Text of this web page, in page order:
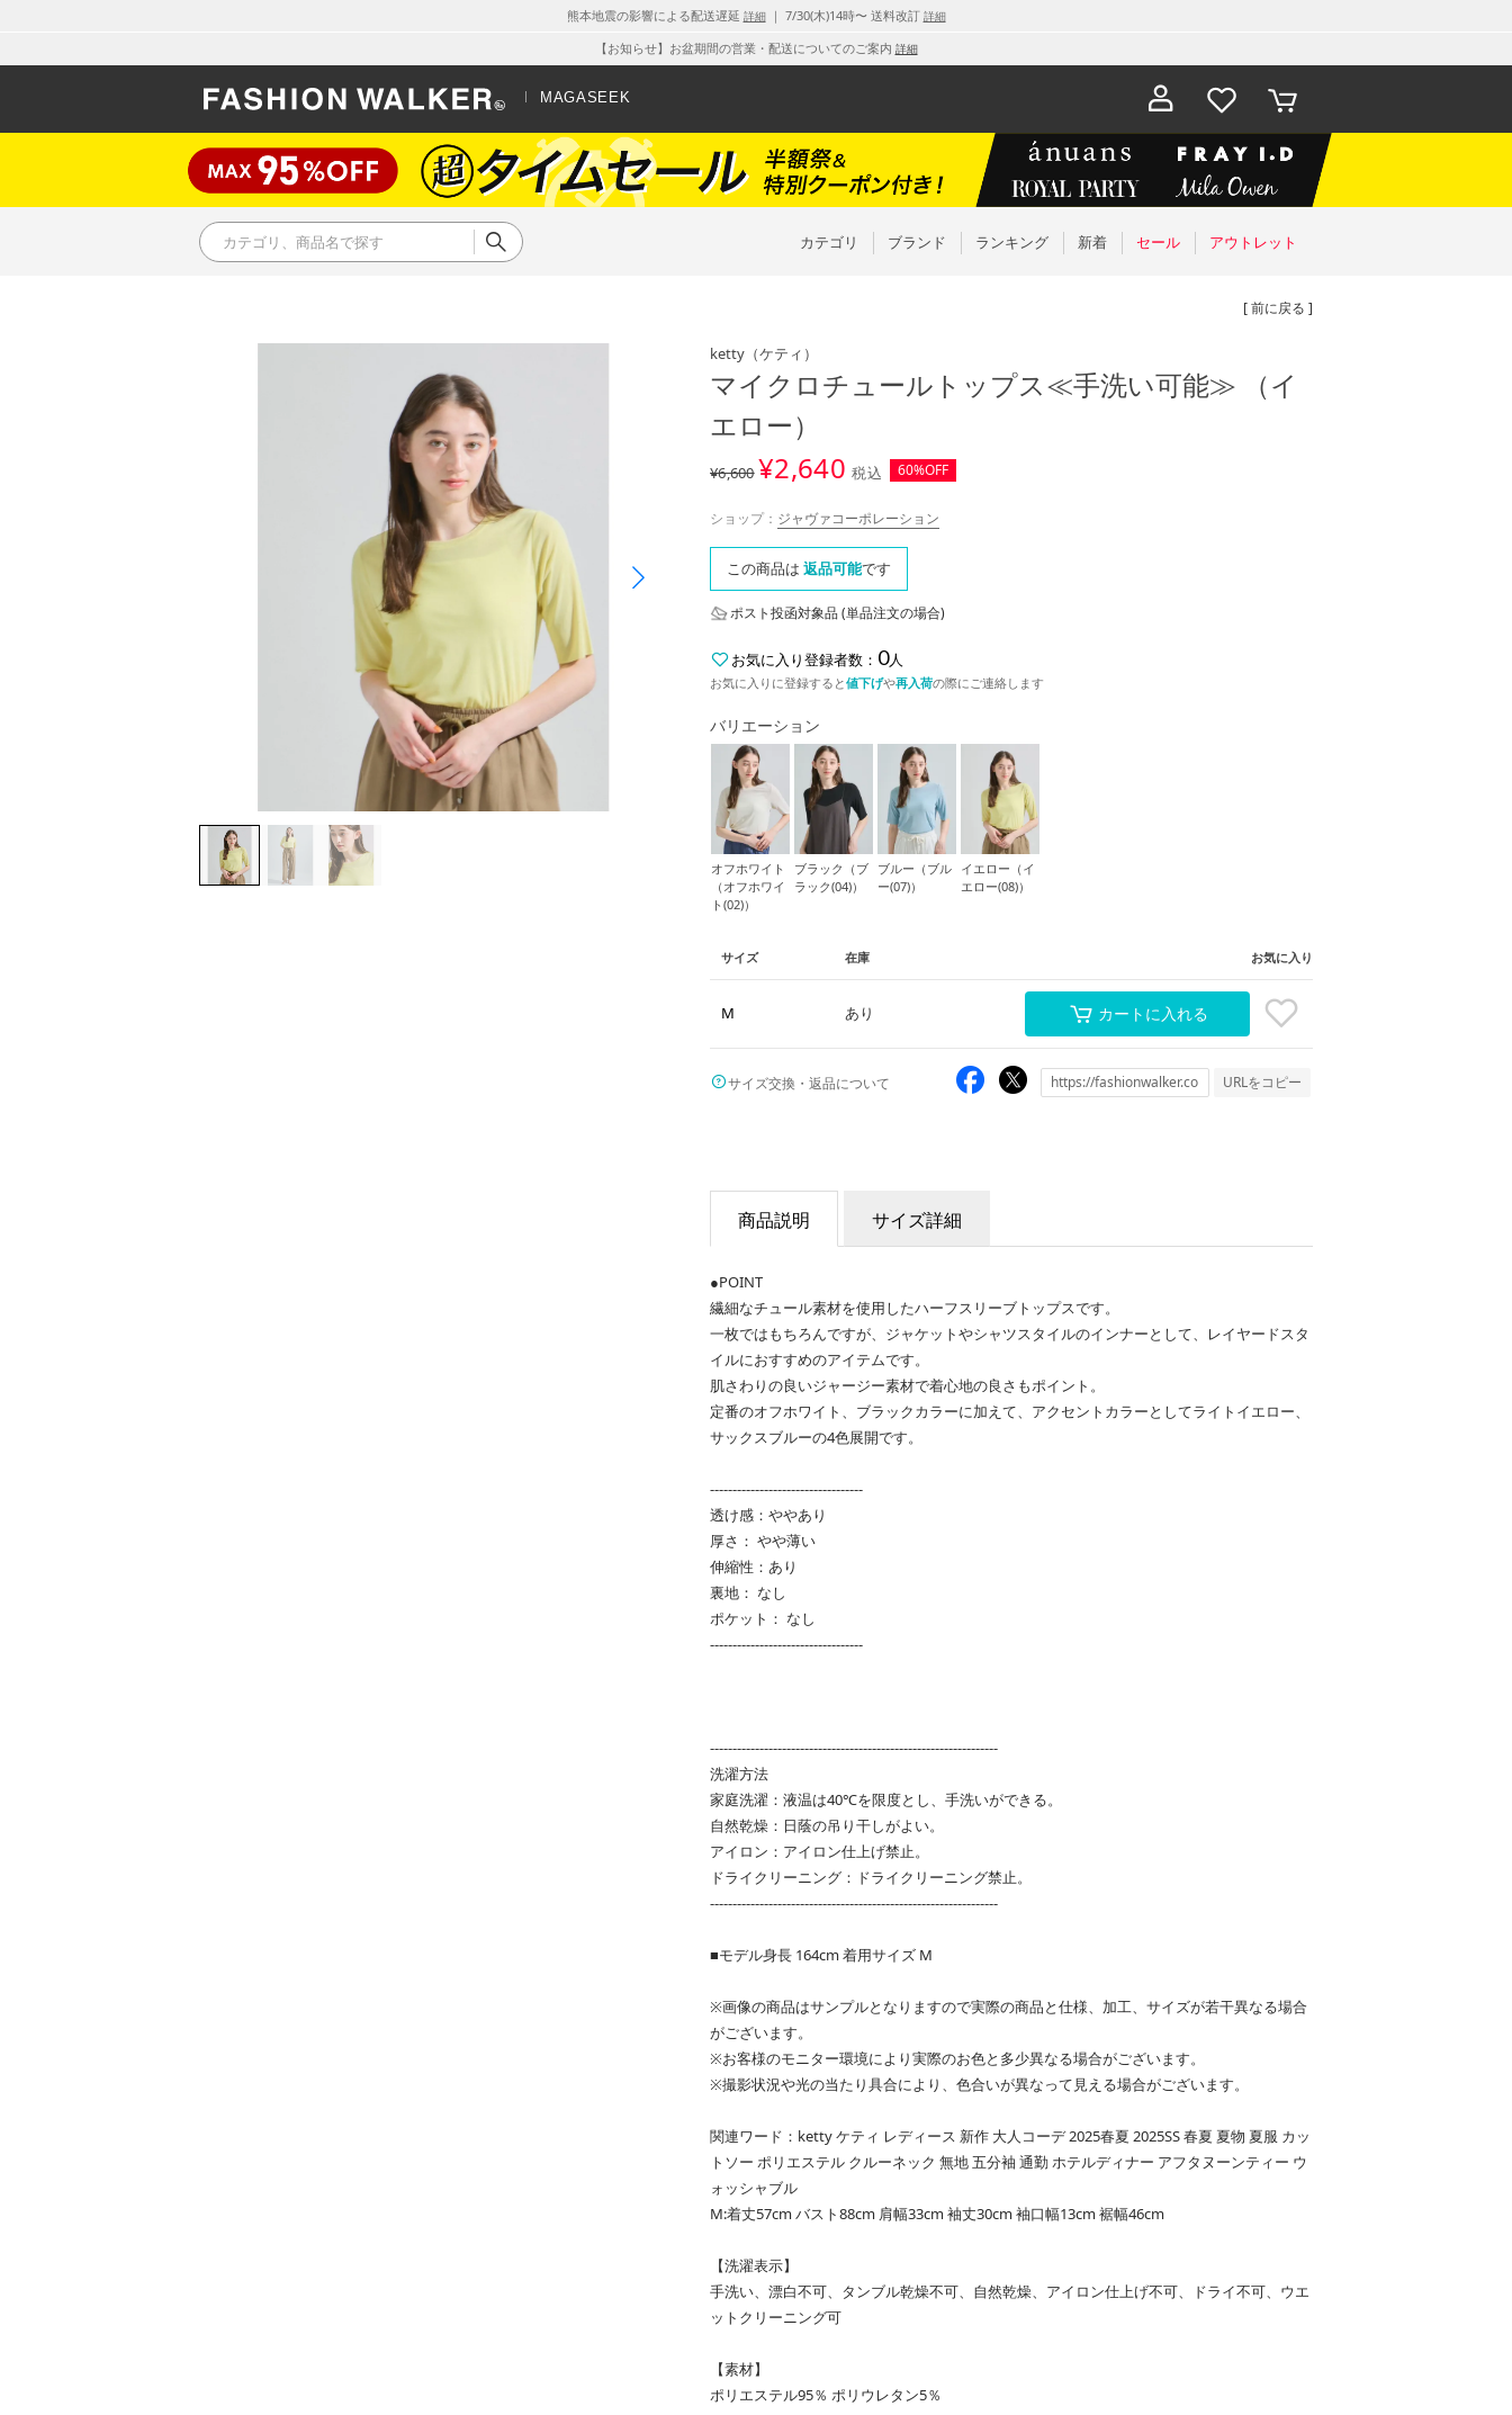
熊本地震の影響による配送遅延 詳細｜ 7/30(木)14時〜 送料改訂 詳細
【お知らせ】お盆期間の営業・配送についてのご案内 詳細
MAGASEEK
お気に入
り
カート
カテゴリ ブランド ランキング 新着 セール アウトレット
[ 前に戻る ]
ketty （ケティ）
マイクロチュールトップス≪手洗い可能≫ （イ
エロー）
¥6,600¥2,640 税込 60%OFF
ショップ： ジャヴァコーポレーション
この商品は 返品可能です
ポスト投函対象品 (単品注文の場合)
お気に入り登録者数： 0人
お気に入りに登録すると値下げや再入荷の際にご連絡します
バリエーション
オフホワイト
（オフホワイ
ト(02)）
ブラック（ブ
ラック(04)）
ブルー（ブル
ー(07)）
イエロー（イ
エロー(08)）
サイズ 在庫 お気に入り
M あり カートに入れる
サイズ交換・返品について URLをコピー
商品説明 サイズ詳細
●POINT
繊細なチュール素材を使用したハーフスリーブトップスです。
一枚ではもちろんですが、ジャケットやシャツスタイルのインナーとして、レイヤードスタ
イルにおすすめのアイテムです。
肌さわりの良いジャージー素材で着心地の良さもポイント。
定番のオフホワイト、ブラックカラーに加えて、アクセントカラーとしてライトイエロー、
サックスブルーの4色展開です。
----------------------------------
透け感：ややあり
厚さ： やや薄い
伸縮性：あり
裏地： なし
ポケット： なし
----------------------------------
----------------------------------------------------------------
洗濯方法
家庭洗濯：液温は40℃を限度とし、手洗いができる。
自然乾燥：日蔭の吊り干しがよい。
アイロン：アイロン仕上げ禁止。
ドライクリーニング：ドライクリーニング禁止。
----------------------------------------------------------------
■モデル身長 164cm 着用サイズ M
※画像の商品はサンプルとなりますので実際の商品と仕様、加工、サイズが若干異なる場合
がございます。
※お客様のモニター環境により実際のお色と多少異なる場合がございます。
※撮影状況や光の当たり具合により、色合いが異なって見える場合がございます。
関連ワード：ketty ケティ レディース 新作 大人コーデ 2025春夏 2025SS 春夏 夏物 夏服 カッ
トソー ポリエステル クルーネック 無地 五分袖 通勤 ホテルディナー アフタヌーンティー ウ
ォッシャブル
M:着丈57cm バスト88cm 肩幅33cm 袖丈30cm 袖口幅13cm 裾幅46cm
【洗濯表示】
手洗い、漂白不可、タンブル乾燥不可、自然乾燥、アイロン仕上げ不可、ドライ不可、ウエ
ットクリーニング可
【素材】
ポリエステル95％ ポリウレタン5％